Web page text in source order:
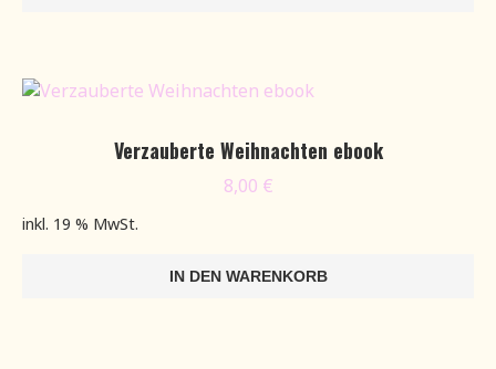
Verzauberte Weihnachten ebook
8,00 €
inkl. 19 % MwSt.
IN DEN WARENKORB